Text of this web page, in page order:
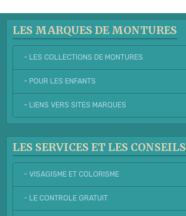
LES MARQUES DE MONTURES
- LES COLLECTIONS DE MONTURES
- POUR LES ENFANTS
- LIENS VERS SITES MARQUES
LES SERVICES ET LES CONSEILS
- VISAGISME ET COLORISME
- LE CONTROLE GRATUIT